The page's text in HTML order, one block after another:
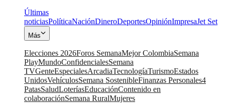
Últimas
noticiasPolíticaNaciónDineroDeportesOpiniónImpresaJet Set
Más
Elecciones 2026Foros SemanaMejor ColombiaSemana
PlayMundoConfidencialesSemana
TVGenteEspecialesArcadiaTecnologíaTurismoEstados
UnidosVehículosSemana SostenibleFinanzas Personales4
PatasSaludLoteríasEducaciónContenido en
colaboraciónSemana RuralMujeres